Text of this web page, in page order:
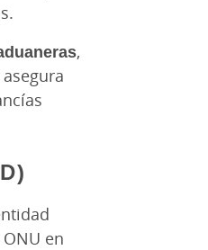
,
en